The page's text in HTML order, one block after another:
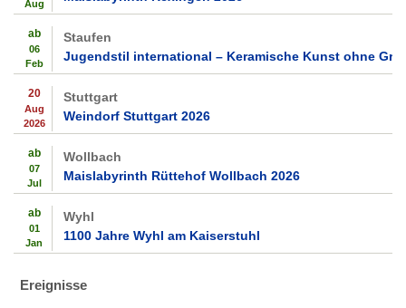
Aug
ab
06
Feb
Staufen
Jugendstil international – Keramische Kunst ohne
20
Aug
2026
Stuttgart
Weindorf Stuttgart 2026
ab
07
Jul
Wollbach
Maislabyrinth Rüttehof Wollbach 2026
ab
01
Jan
Wyhl
1100 Jahre Wyhl am Kaiserstuhl
Ereignisse